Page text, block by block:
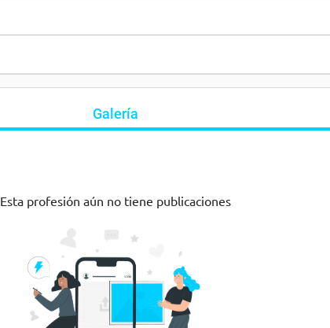
Galería
Esta profesión aún no tiene publicaciones